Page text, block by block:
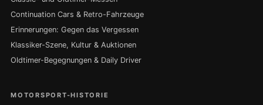
Continuation Cars & Retro-Fahrzeuge
Erinnerungen: Gegen das Vergessen
Klassiker-Szene, Kultur & Auktionen
Oldtimer-Begegnungen & Daily Driver
MOTORSPORT-HISTORIE